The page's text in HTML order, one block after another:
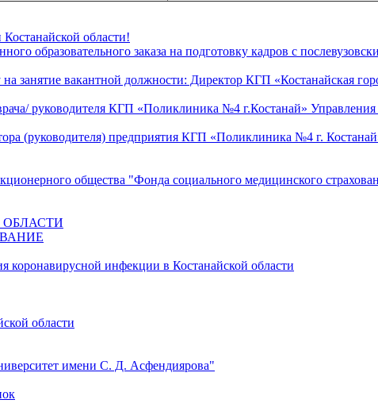
области!
образовательного заказа на подготовку кадров с
занятие вакантной должности: Директор КГП «Костанайская
руководителя КГП «Поликлиника №4 г.Костанай» Управления
(руководителя) предприятия КГП «Поликлиника №4 г.
общества "Фонда социального медицинского
инфекции в Костанайской области
области
имени С. Д. Асфендиярова"